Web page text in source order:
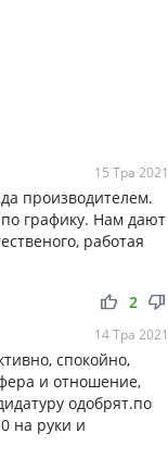
15 Тра 2021
производителем.
графику. Нам дают
работая
thumb_up thumb_down
2
14 Тра 2021
спокойно,
и отношение,
одобрят.по
на руки и